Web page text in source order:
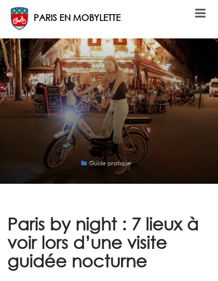
PARIS EN MOBYLETTE
Guide pratique
Paris by night : 7 lieux à
voir lors d’une visite
guidée nocturne